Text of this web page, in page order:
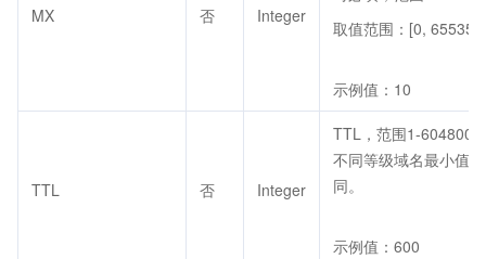
MX 否 Integer
取值范围：[0, 65535]
示例值：10
TTL 否 Integer
TTL，范围1-604800
不同等级域名最小值不
同。
示例值：600